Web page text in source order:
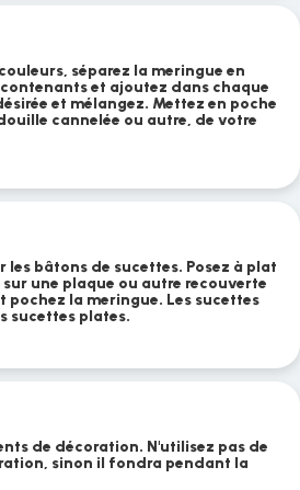
séparez la meringue en
et ajoutez dans chaque
et mélangez. Mettez en poche
cannelée ou autre, de votre
les bâtons de sucettes. Posez à plat
une plaque ou autre recouverte
pochez la meringue. Les sucettes
sucettes plates.
de décoration. N'utilisez pas de
sinon il fondra pendant la